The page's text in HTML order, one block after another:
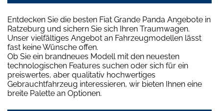
Entdecken Sie die besten Fiat Grande Panda Angebote in
Ratzeburg und sichern Sie sich Ihren Traumwagen.
Unser vielfältiges Angebot an Fahrzeugmodellen lässt
fast keine Wünsche offen.
Ob Sie ein brandneues Modell mit den neuesten
technologischen Features suchen oder sich für ein
preiswertes, aber qualitativ hochwertiges
Gebrauchtfahrzeug interessieren, wir bieten Ihnen eine
breite Palette an Optionen.